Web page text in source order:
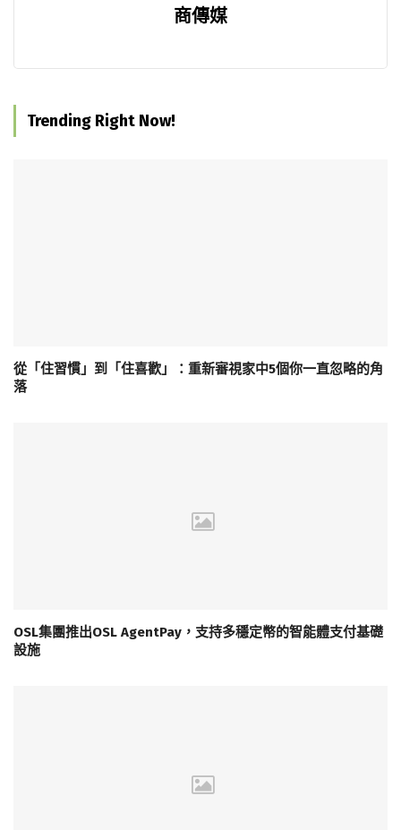
商傳媒
Trending Right Now!
從「住習慣」到「住喜歡」：重新審視家中5個你一直忽略的角
落
OSL集團推出OSL AgentPay，支持多穩定幣的智能體支付基礎
設施